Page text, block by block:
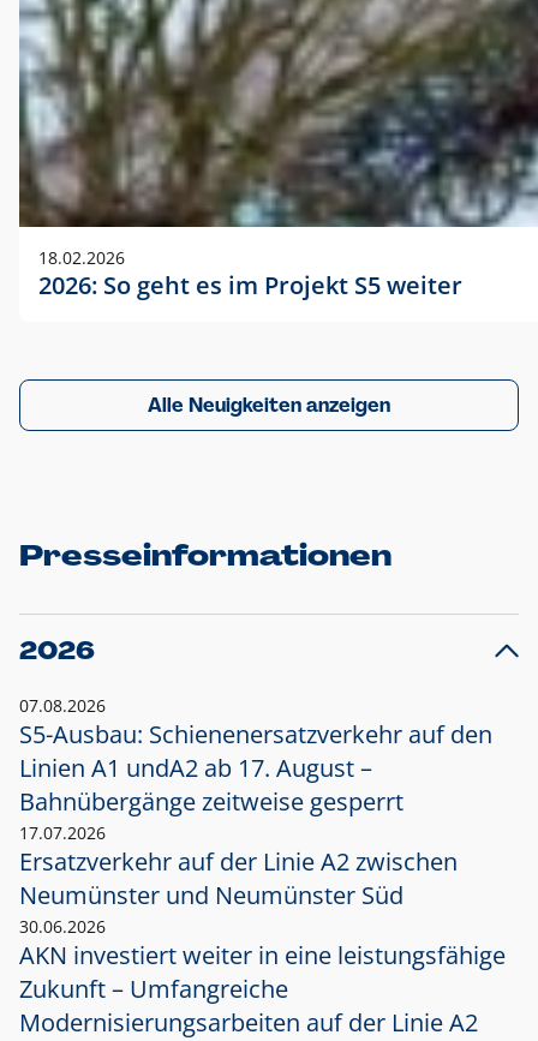
18.02.2026
2026: So geht es im Projekt S5 weiter
Alle Neuigkeiten anzeigen
Presseinformationen
2026
07.08.2026
S5-Ausbau: Schienenersatzverkehr auf den
Linien A1 undA2 ab 17. August –
Bahnübergänge zeitweise gesperrt
17.07.2026
Ersatzverkehr auf der Linie A2 zwischen
Neumünster und Neumünster Süd
30.06.2026
AKN investiert weiter in eine leistungsfähige
Zukunft – Umfangreiche
Modernisierungsarbeiten auf der Linie A2